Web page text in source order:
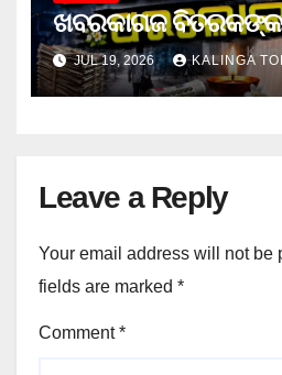
ଖବରକାଗଜ
JUL 19, 2026 KALINGA
Leave a Reply
Your email address will not be
fields are marked *
Comment*